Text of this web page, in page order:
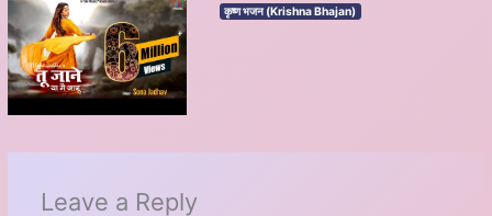
कृष्ण भजन (Krishna Bhajan)
Leave a Reply